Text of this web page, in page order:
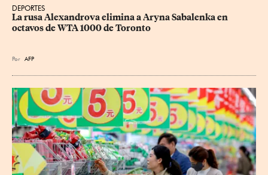
DEPORTES
La rusa Alexandrova elimina a Aryna Sabalenka en
octavos de WTA 1000 de Toronto
Por AFP